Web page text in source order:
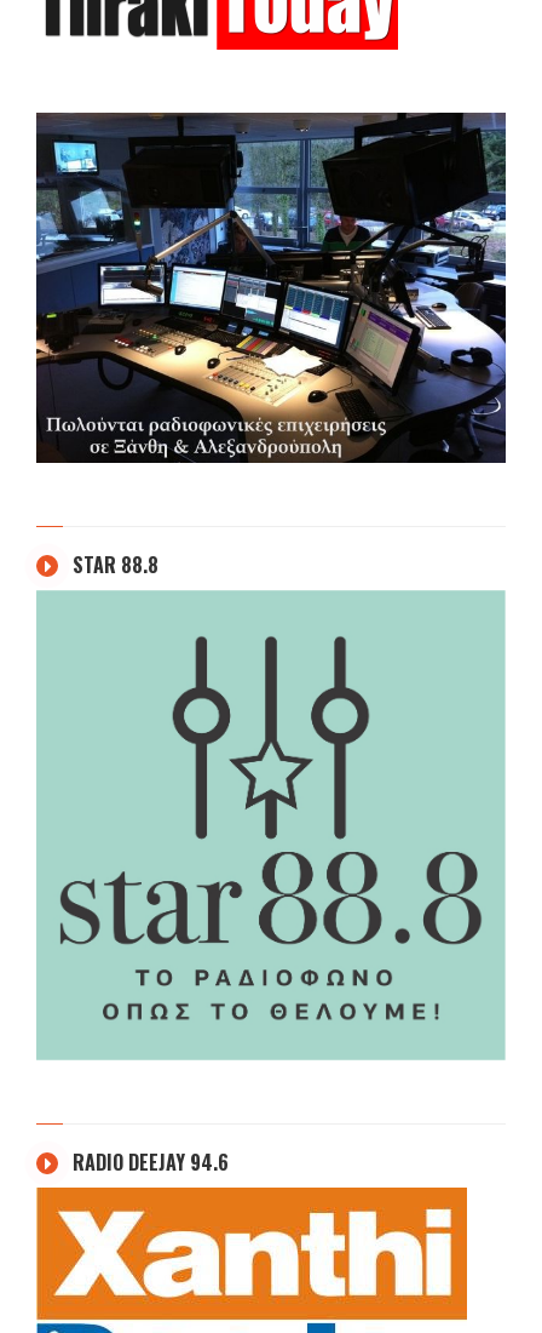
STAR 88.8
RADIO DEEJAY 94.6